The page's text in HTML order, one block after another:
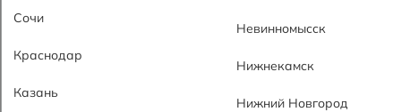
Сочи
Краснодар
Казань
Невинномысск
Нижнекамск
Нижний Новгород